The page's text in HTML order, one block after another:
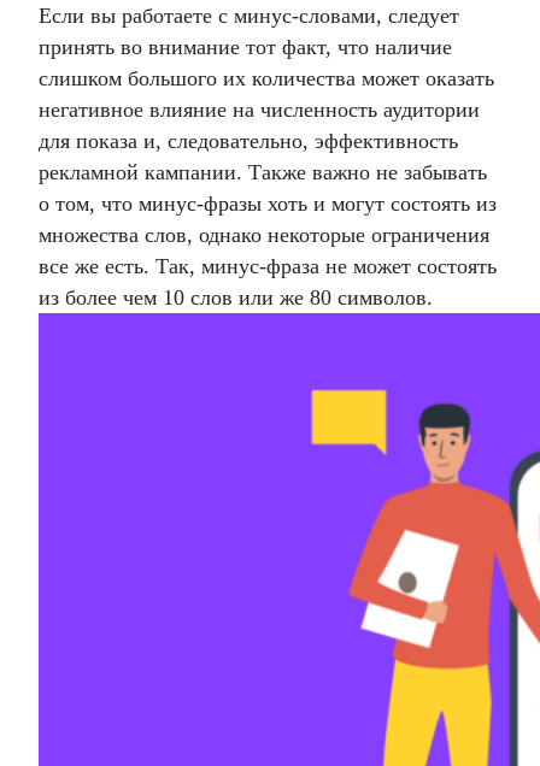
Если вы работаете с минус-словами, следует
принять во внимание тот факт, что наличие
слишком большого их количества может оказать
негативное влияние на численность аудитории
для показа и, следовательно, эффективность
рекламной кампании. Также важно не забывать
о том, что минус-фразы хоть и могут состоять из
множества слов, однако некоторые ограничения
все же есть. Так, минус-фраза не может состоять
из более чем 10 слов или же 80 символов.